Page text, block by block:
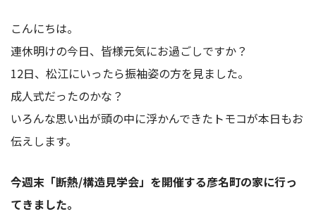
こんにちは。
連休明けの今日、皆様元気にお過ごしですか？
12日、松江にいったら振袖姿の方を見ました。
成人式だったのかな？
いろんな思い出が頭の中に浮かんできたトモコが本日もお
伝えします。
今週末「断熱/構造見学会」を開催する彦名町の家に行っ
てきました。